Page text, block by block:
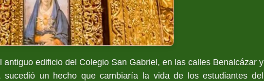
edificio del Colegio San Gabriel, en las calles Benalcázar y
un hecho que cambiaría la vida de los estudiantes del